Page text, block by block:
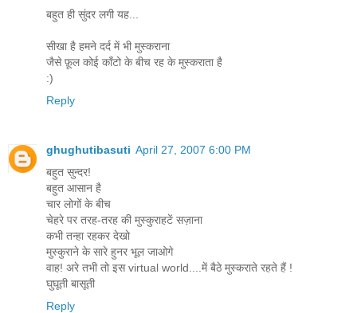
बहुत ही सुंदर लगी यह...
सीखा है हमने दर्द में भी मुस्कराना
जैसे फ़ूल कोई काँटो के बीच रह के मुस्कराता है
:)
Reply
ghughutibasuti April 27, 2007 6:00 PM
बहुत सुन्दर!
बहुत आसान है
चार लोगों के बीच
चेहरे पर तरह-तरह की मुस्कुराहटें सज़ाना
कभी तन्हा रहकर देखो
मुस्कुराने के सारे हुनर भूल जाओगे
वाह! अरे तभी तो इस virtual world....में बैठे मुस्कराते रहते हैं !
घुघूती बासूती
Reply